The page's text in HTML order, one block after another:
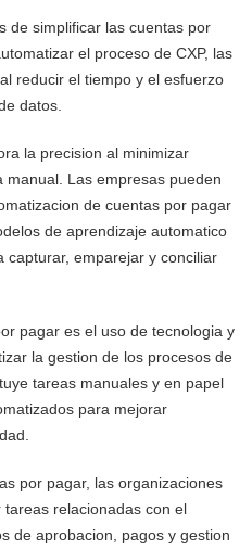
de simplificar las cuentas por
el proceso de CXP, las
reducir el tiempo y el esfuerzo
datos.
la precision al minimizar
Las empresas pueden
de cuentas por pagar
de aprendizaje automatico
capturar, emparejar y conciliar
pagar es el uso de tecnologia y
la gestion de los procesos de
tareas manuales y en papel
para mejorar
por pagar, las organizaciones
relacionadas con el
de aprobacion, pagos y gestion